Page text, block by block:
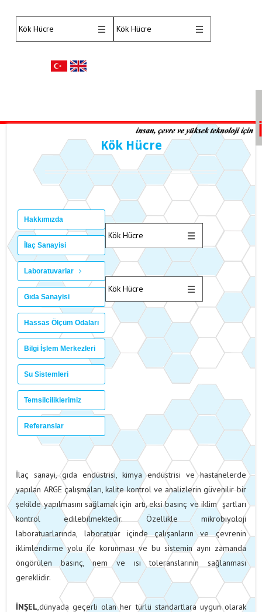
Kök Hücre
Hakkımızda
İlaç Sanayisi
Laboratuvarlar
Gıda Sanayisi
Hassas Ölçüm Odaları
Bilgi İşlem Merkezleri
Su Sistemleri
Temsilciliklerimiz
Referanslar
İlaç sanayi, gıda endüstrisi, kimya endüstrisi ve hastanelerde
yapılan ARGE çalışmaları, kalite kontrol ve analizlerin güvenilir bir
şekilde yapılmasını sağlamak için artı, eksi basınç ve iklim şartları
kontrol edilebilmektedir. Özellikle mikrobiyoloji
laboratuarlarında, laboratuar içinde çalışanların ve çevrenin
iklimlendirme yolu ile korunması ve bu sistemin aynı zamanda
öngörülen basınç, nem ve ısı toleranslarının sağlanması
gereklidir.
İNŞEL,dünyada geçerli olan her türlü standartlara uygun olarak